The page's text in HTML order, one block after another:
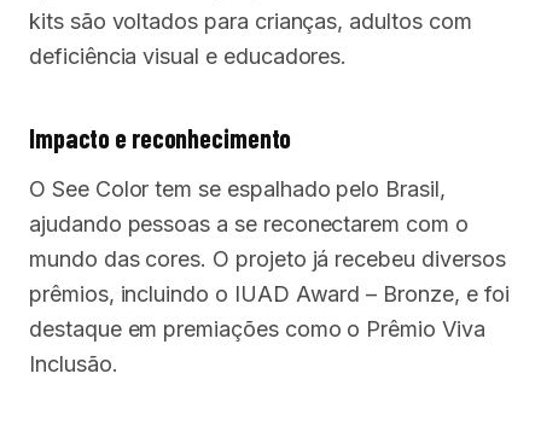
kits são voltados para crianças, adultos com
deficiência visual e educadores.
Impacto e reconhecimento
O See Color tem se espalhado pelo Brasil,
ajudando pessoas a se reconectarem com o
mundo das cores. O projeto já recebeu diversos
prêmios, incluindo o IUAD Award – Bronze, e foi
destaque em premiações como o Prêmio Viva
Inclusão.